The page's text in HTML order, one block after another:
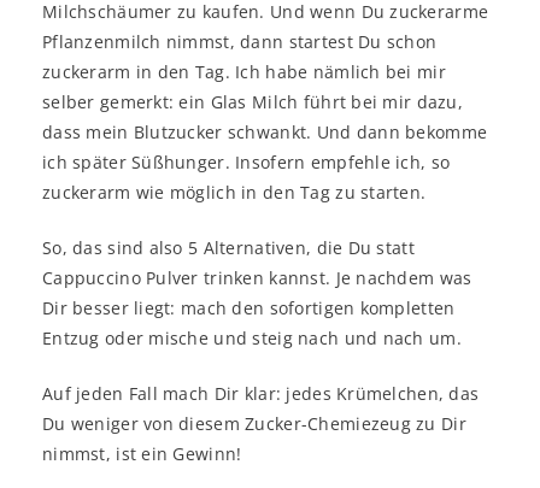
Milchschäumer zu kaufen. Und wenn Du zuckerarme
Pflanzenmilch nimmst, dann startest Du schon
zuckerarm in den Tag. Ich habe nämlich bei mir
selber gemerkt: ein Glas Milch führt bei mir dazu,
dass mein Blutzucker schwankt. Und dann bekomme
ich später Süßhunger. Insofern empfehle ich, so
zuckerarm wie möglich in den Tag zu starten.
So, das sind also 5 Alternativen, die Du statt
Cappuccino Pulver trinken kannst. Je nachdem was
Dir besser liegt: mach den sofortigen kompletten
Entzug oder mische und steig nach und nach um.
Auf jeden Fall mach Dir klar: jedes Krümelchen, das
Du weniger von diesem Zucker-Chemiezeug zu Dir
nimmst, ist ein Gewinn!